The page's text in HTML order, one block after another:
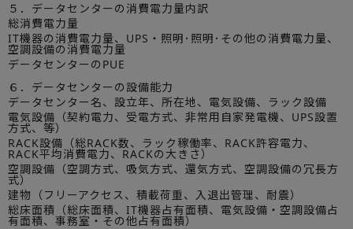
５．データセンターの消費電力量内訳
総消費電力量
IT機器の消費電力量、UPS・照明･照明･その他の消費電力量、
空調設備の消費電力量
データセンターのPUE
６．データセンターの設備能力
データセンター名、設立年、所在地、電気設備、ラック設備
電気設備（契約電力、受電方式、非常用自家発電機、UPS設置
方式、等）
RACK設備（総RACK数、ラック稼働率、RACK許容電力、
RACK平均消費電力、RACKの大きさ）
空調設備（空調方式、吸気方式、還気方式、空調設備の冗長方
式）
建物（フリーアクセス、積載荷重、入退出管理、耐震）
総床面積（総床面積、IT機器占有面積、電気設備・空調設備占
有面積、事務室・その他占有面積）